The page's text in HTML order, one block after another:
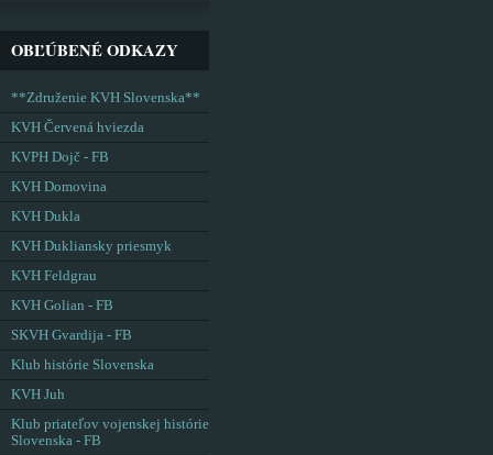
OBĽÚBENÉ ODKAZY
**Združenie KVH Slovenska**
KVH Červená hviezda
KVPH Dojč - FB
KVH Domovina
KVH Dukla
KVH Dukliansky priesmyk
KVH Feldgrau
KVH Golian - FB
SKVH Gvardija - FB
Klub histórie Slovenska
KVH Juh
Klub priateľov vojenskej histórie
Slovenska - FB